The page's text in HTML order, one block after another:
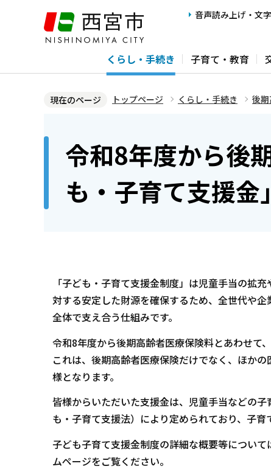
ジ
音声読み上げ・文
くらし・手続き 子育て・教育
現在のページ トップページ くらし・手続き 後
令和8年度から後
も・子育て支援
「子ども・子育て支援金制度」は児童手当の拡
対する安定した財源を確保するため、全世代や
全体で支え合う仕組みです。
令和8年度から後期高齢者医療保険料とあわせて
これは、後期高齢者医療保険だけでなく、ほか
様となります。
皆様からいただいた支援金は、児童手当などの
も・子育て支援法）により定められており、子
子ども子育て支援金制度の詳細な概要等につい
ムページをご覧ください。